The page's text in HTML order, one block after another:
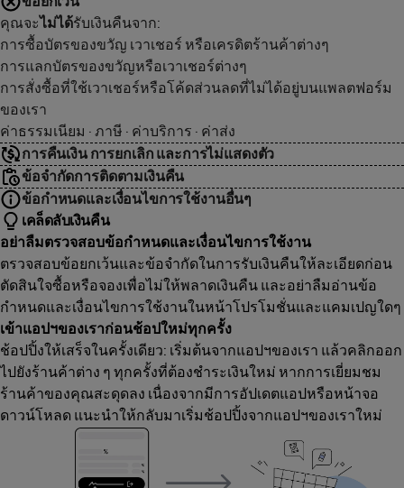
คุณจะไม่ได้รับเงินคืนจาก:
การซื้อบัตรของขวัญ เวาเชอร์ หรือเครดิตร้านค้าต่างๆ
การแลกบัตรของขวัญหรือเวาเชอร์ต่างๆ
การสั่งซื้อที่ใช้เวาเชอร์หรือโค้ดส่วนลดที่ไม่ได้อยู่บนแพลตฟอร์ม
ของเรา
ค่าธรรมเนียม · ภาษี · ค่าบริการ · ค่าส่ง
การคืนเงิน การยกเลิก และการไม่แสดงตัว
ข้อจำกัดการติดตามเงินคืน
ข้อกำหนดและเงื่อนไขการใช้งานอื่นๆ
เคล็ดลับเงินคืน
อย่าลืมตรวจสอบข้อกำหนดและเงื่อนไขการใช้งาน
ตรวจสอบข้อยกเว้นและข้อจำกัดในการรับเงินคืนให้ละเอียดก่อน
ตัดสินใจซื้อหรือจองเพื่อไม่ให้พลาดเงินคืน และอย่าลืมอ่านข้อ
กำหนดและเงื่อนไขการใช้งานในหน้าโปรโมชั่นและแคมเปญใดๆ
เข้าแอปฯของเราก่อนช้อปใหม่ทุกครั้ง
ช้อปปิ้งให้เสร็จในครั้งเดียว: เริ่มต้นจากแอปฯของเรา แล้วคลิกออก
ไปยังร้านค้าต่าง ๆ ทุกครั้งที่ต้องชำระเงินใหม่ หากการเยี่ยมชม
ร้านค้าของคุณสะดุดลง เนื่องจากมีการอัปเดตแอปหรือหน้าจอ
ดาวน์โหลด แนะนำให้กลับมาเริ่มช้อปปิ้งจากแอปฯของเราใหม่